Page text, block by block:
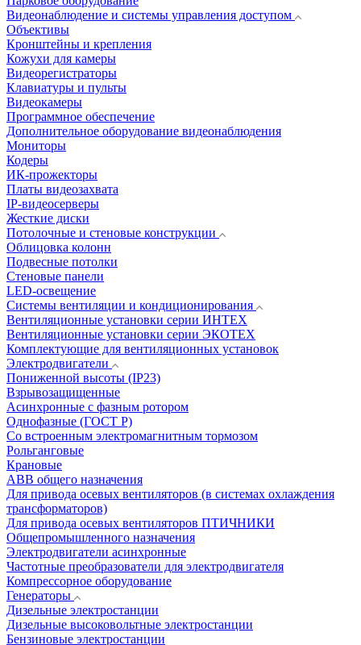
Видеонаблюдение и системы управления доступом
Объективы
Кронштейны и крепления
Кожухи для камеры
Видеорегистраторы
Клавиатуры и пульты
Видеокамеры
Программное обеспечение
Дополнительное оборудование видеонаблюдения
Мониторы
Кодеры
ИК-прожекторы
Платы видеозахвата
IP-видеосерверы
Жесткие диски
Потолочные и стеновые конструкции
Облицовка колонн
Подвесные потолки
Стеновые панели
LED-освещение
Системы вентиляции и кондиционирования
Вентиляционные установки серии ИНТЕХ
Вентиляционные установки серии ЭКОТЕХ
Комплектующие для вентиляционных установок
Электродвигатели
Пониженной высоты (IP23)
Взрывозащищенные
Асинхронные с фазным ротором
Однофазные (ГОСТ Р)
Со встроенным электромагнитным тормозом
Рольганговые
Крановые
АВВ общего назначения
Для привода осевых вентиляторов (в системах охлаждения
трансформаторов)
Для привода осевых вентиляторов ПТИЧНИКИ
Общепромышленного назначения
Электродвигатели асинхронные
Частотные преобразователи для электродвигателя
Компрессорное оборудование
Генераторы
Дизельные электростанции
Дизельные высоковольтные электростанции
Бензиновые электростанции